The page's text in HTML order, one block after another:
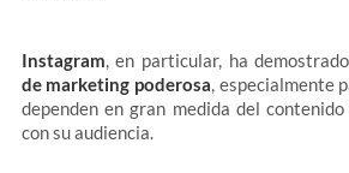
Instagram , en particular, ha
de marketing poderosa , especialmente
dependen en gran medida del
con su audiencia.